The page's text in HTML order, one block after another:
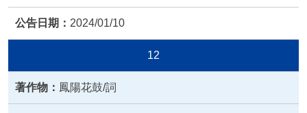
2024/01/10
12
鳳陽花鼓/詞